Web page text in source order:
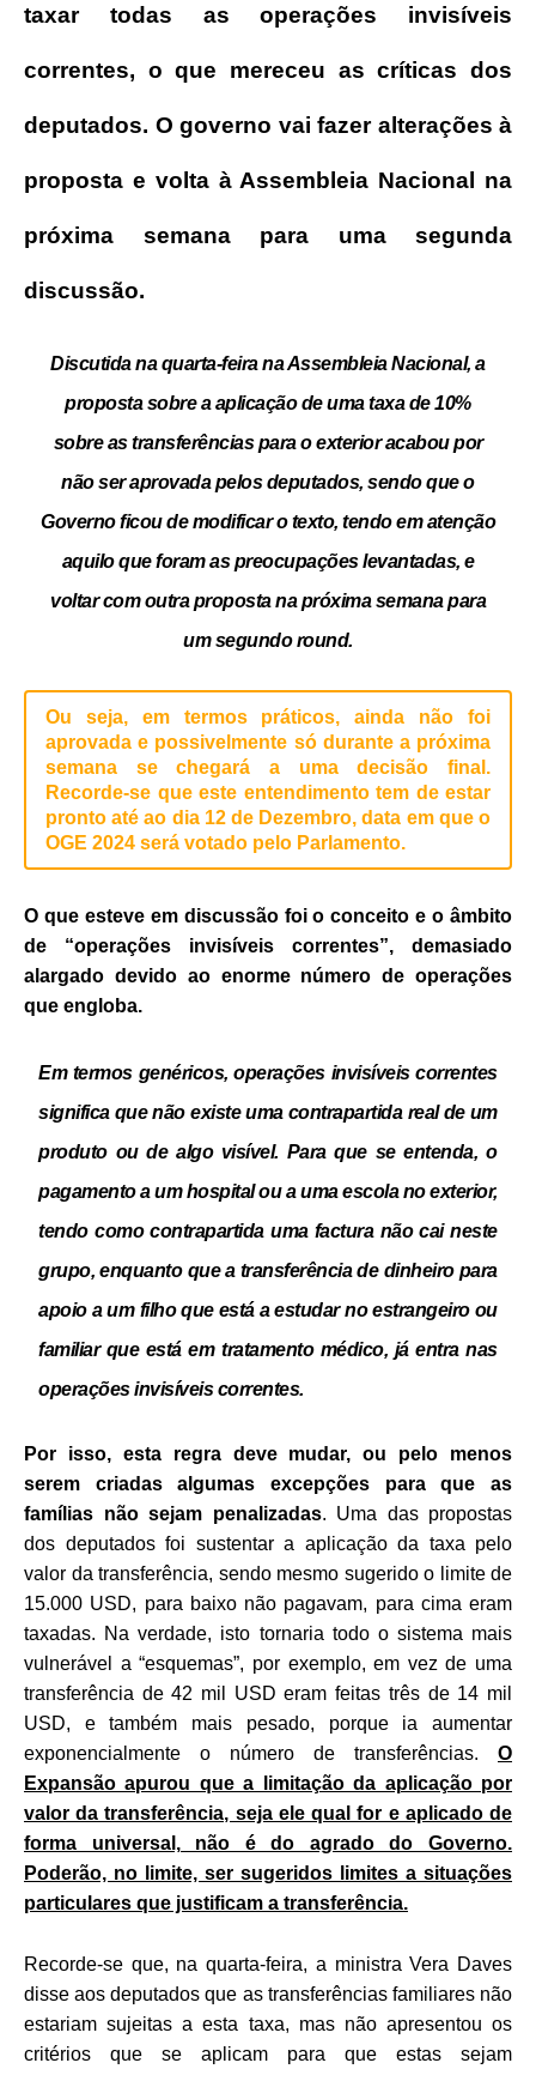
taxar todas as operações invisíveis
correntes, o que mereceu as críticas dos
deputados. O governo vai fazer alterações à
proposta e volta à Assembleia Nacional na
próxima semana para uma segunda
discussão.
Discutida na quarta-feira na Assembleia Nacional, a
proposta sobre a aplicação de uma taxa de 10%
sobre as transferências para o exterior acabou por
não ser aprovada pelos deputados, sendo que o
Governo ficou de modificar o texto, tendo em atenção
aquilo que foram as preocupações levantadas, e
voltar com outra proposta na próxima semana para
um segundo round.
Ou seja, em termos práticos, ainda não foi
aprovada e possivelmente só durante a próxima
semana se chegará a uma decisão final.
Recorde-se que este entendimento tem de estar
pronto até ao dia 12 de Dezembro, data em que o
OGE 2024 será votado pelo Parlamento.
O que esteve em discussão foi o conceito e o âmbito
de “operações invisíveis correntes”, demasiado
alargado devido ao enorme número de operações
que engloba.
Em termos genéricos, operações invisíveis correntes
significa que não existe uma contrapartida real de um
produto ou de algo visível. Para que se entenda, o
pagamento a um hospital ou a uma escola no exterior,
tendo como contrapartida uma factura não cai neste
grupo, enquanto que a transferência de dinheiro para
apoio a um filho que está a estudar no estrangeiro ou
familiar que está em tratamento médico, já entra nas
operações invisíveis correntes.
Por isso, esta regra deve mudar, ou pelo menos
serem criadas algumas excepções para que as
famílias não sejam penalizadas. Uma das propostas
dos deputados foi sustentar a aplicação da taxa pelo
valor da transferência, sendo mesmo sugerido o limite de
15.000 USD, para baixo não pagavam, para cima eram
taxadas. Na verdade, isto tornaria todo o sistema mais
vulnerável a “esquemas”, por exemplo, em vez de uma
transferência de 42 mil USD eram feitas três de 14 mil
USD, e também mais pesado, porque ia aumentar
exponencialmente o número de transferências. O
Expansão apurou que a limitação da aplicação por
valor da transferência, seja ele qual for e aplicado de
forma universal, não é do agrado do Governo.
Poderão, no limite, ser sugeridos limites a situações
particulares que justificam a transferência.
Recorde-se que, na quarta-feira, a ministra Vera Daves
disse aos deputados que as transferências familiares não
estariam sujeitas a esta taxa, mas não apresentou os
critérios que se aplicam para que estas sejam